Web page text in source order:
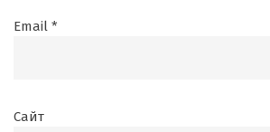
Email *
Сайт